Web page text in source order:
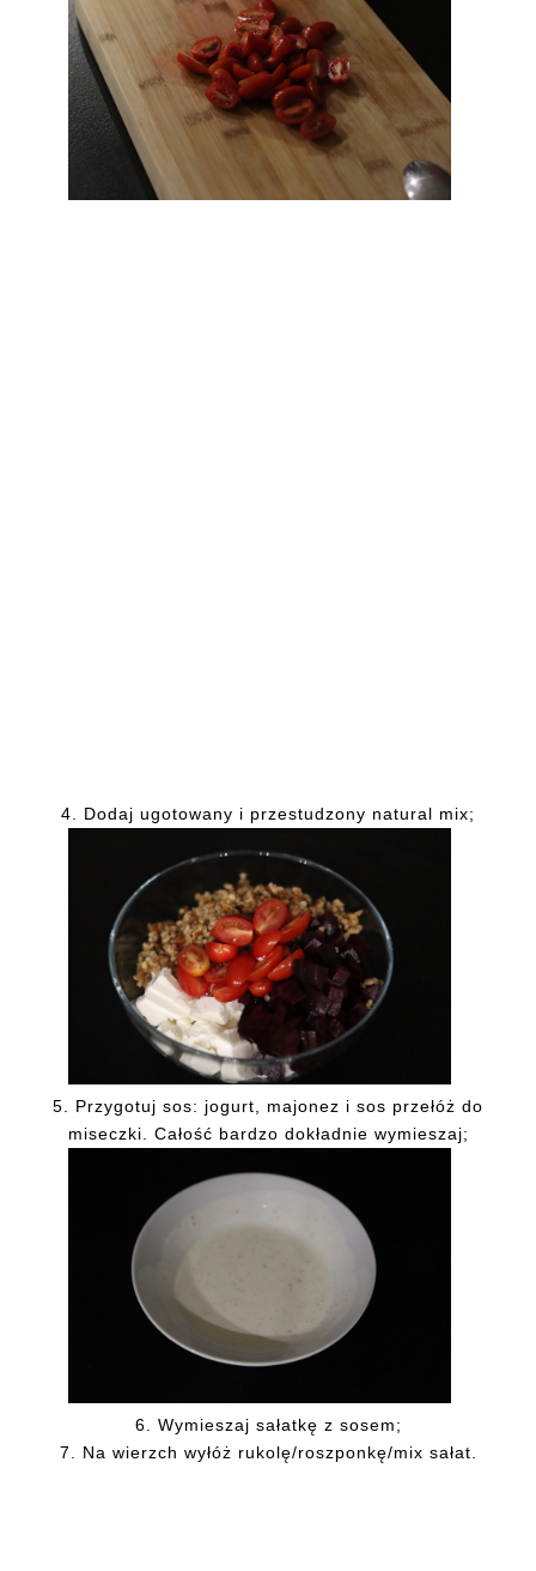
4. Dodaj ugotowany i przestudzony natural mix;
5. Przygotuj sos: jogurt, majonez i sos przełóż do
miseczki. Całość bardzo dokładnie wymieszaj;
6. Wymieszaj sałatkę z sosem;
7. Na wierzch wyłóż rukolę/roszponkę/mix sałat.